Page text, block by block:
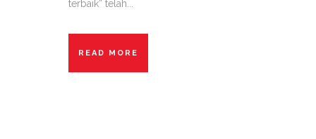
terbaik” telah...
READ MORE